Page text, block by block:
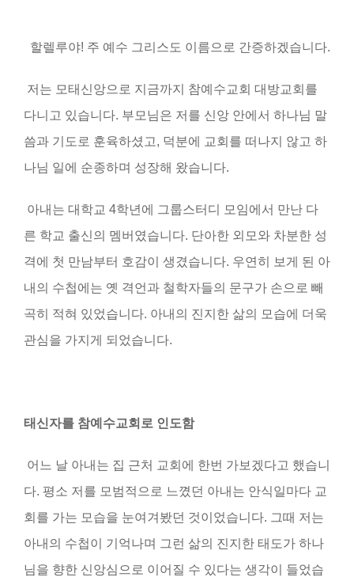
할렐루야! 주 예수 그리스도 이름으로 간증하겠습니다.
저는 모태신앙으로 지금까지 참예수교회 대방교회를
다니고 있습니다. 부모님은 저를 신앙 안에서 하나님 말
씀과 기도로 훈육하셨고, 덕분에 교회를 떠나지 않고 하
나님 일에 순종하며 성장해 왔습니다.
아내는 대학교 4학년에 그룹스터디 모임에서 만난 다
른 학교 출신의 멤버였습니다. 단아한 외모와 차분한 성
격에 첫 만남부터 호감이 생겼습니다. 우연히 보게 된 아
내의 수첩에는 옛 격언과 철학자들의 문구가 손으로 빼
곡히 적혀 있었습니다. 아내의 진지한 삶의 모습에 더욱
관심을 가지게 되었습니다.
태신자를 참예수교회로 인도함
어느 날 아내는 집 근처 교회에 한번 가보겠다고 했습니
다. 평소 저를 모범적으로 느꼈던 아내는 안식일마다 교
회를 가는 모습을 눈여겨봤던 것이었습니다. 그때 저는
아내의 수첩이 기억나며 그런 삶의 진지한 태도가 하나
님을 향한 신앙심으로 이어질 수 있다는 생각이 들었습